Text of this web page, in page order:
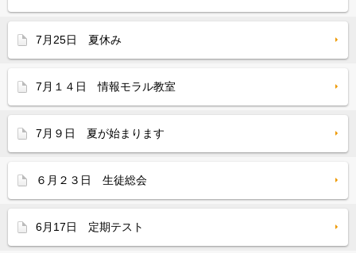
7月25日 夏休み
7月１４日 情報モラル教室
7月９日 夏が始まります
６月２３日 生徒総会
6月17日 定期テスト